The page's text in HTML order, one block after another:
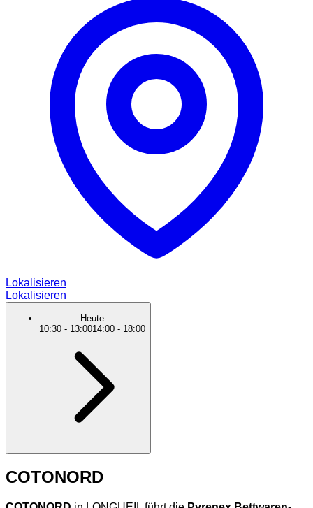
Lokalisieren
Lokalisieren
Heute
10:30 - 13:0014:00 - 18:00
COTONORD